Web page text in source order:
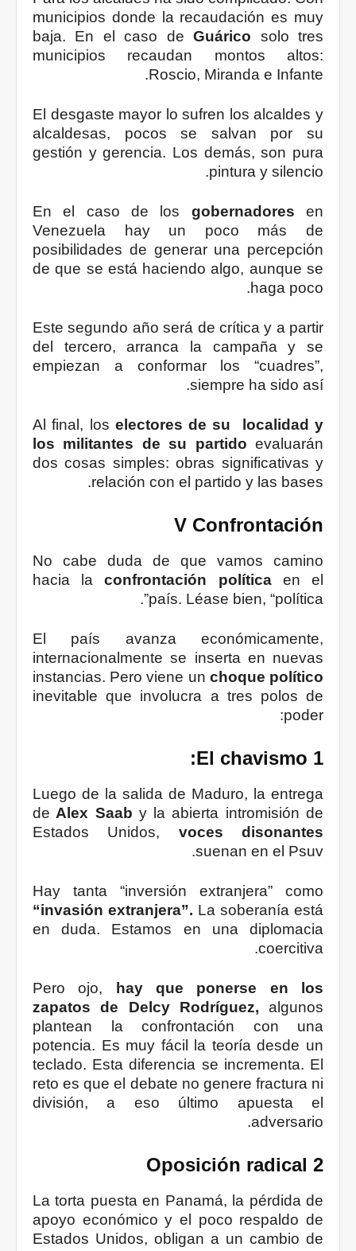
municipios donde la recaudación es muy
baja. En el caso deGuárico solo tres
municipios recaudan montos altos:
Roscio, Miranda e Infante.
El desgaste mayor lo sufren los alcaldes y
alcaldesas, pocos se salvan por su
gestión y gerencia. Los demás, son pura
pintura y silencio.
En el caso de los gobernadores en
Venezuela hay un poco más de
posibilidades de generar una percepción
de que se está haciendo algo, aunque se
haga poco.
Este segundo año será de crítica y a partir
del tercero, arranca la campaña y se
empiezan a conformar los “cuadres”,
siempre ha sido así.
Al final, los electores de su localidad y
los militantes de su partido evaluarán
dos cosas simples: obras significativas y
relación con el partido y las bases.
V Confrontación
No cabe duda de que vamos camino
hacia laconfrontación políticaen el
país. Léase bien, “política”.
El país avanza económicamente,
internacionalmente se inserta en nuevas
instancias. Pero viene un choque político
inevitable que involucra a tres polos de
poder:
1 El chavismo:
Luego de la salida de Maduro, la entrega
de Alex Saab y la abierta intromisión de
Estados Unidos, voces disonantes
suenan en el Psuv.
Hay tanta “inversión extranjera” como
“invasión extranjera”. La soberanía está
en duda. Estamos en una diplomacia
coercitiva.
Pero ojo,
hay que ponerse en los
zapatos de Delcy Rodríguez, algunos
plantean la confrontación con una
potencia. Es muy fácil la teoría desde un
teclado. Esta diferencia se incrementa. El
reto es que el debate no genere fractura ni
división, a eso último apuesta el
adversario.
2 Oposición radical
La torta puesta en Panamá, la pérdida de
apoyo económico y el poco respaldo de
Estados Unidos, obligan a un cambio de